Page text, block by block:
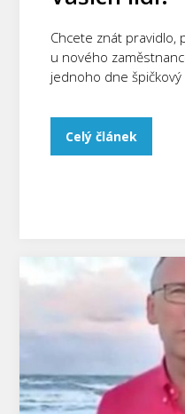
Chcete znát pravidlo,
u nového
jednoho dne
Celý článek